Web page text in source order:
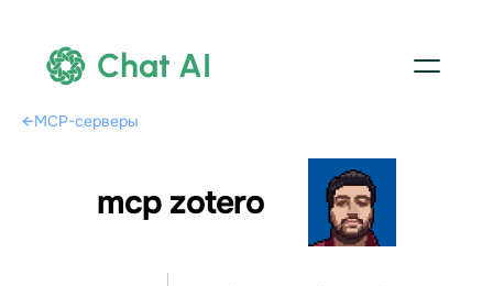
Chat AI
←MCP-серверы
mcp zotero